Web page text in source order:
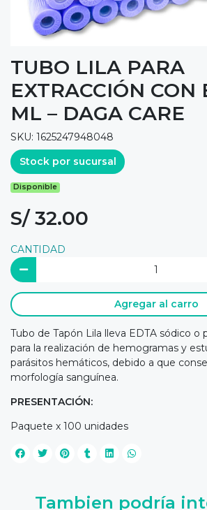
TUBO LILA PARA
EXTRACCIÓN CON
ML – DAGA CARE
SKU: 1625247948048
Stock por sucursal
Disponible
S/ 32.00
CANTIDAD
Agregar al carro
Tubo de Tapón Lila lleva EDTA sódico o
para la realización de hemogramas y
parásitos hemáticos, debido a que
morfología sanguínea.
PRESENTACIÓN:
Paquete x 100 unidades
Tambien podría